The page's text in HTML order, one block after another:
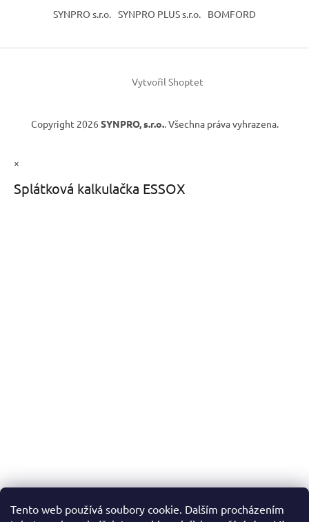
Tento web používá soubory cookie. Dalším procházením
SYNPRO s.r.o. SYNPRO PLUS s.r.o. BOMFORD
Vytvořil Shoptet
Copyright 2026 SYNPRO, s.r.o.. Všechna práva vyhrazena.
×
Splátková kalkulačka ESSOX